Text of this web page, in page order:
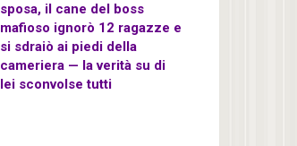
sposa, il cane del boss
mafioso ignorò 12 ragazze e
si sdraiò ai piedi della
cameriera — la verità su di
lei sconvolse tutti